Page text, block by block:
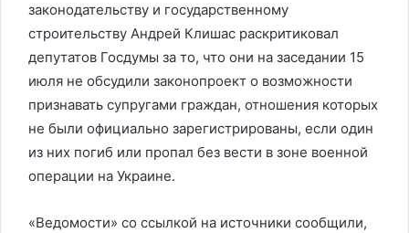
законодательству и государственному
строительству Андрей Клишас раскритиковал
депутатов Госдумы за то, что они на заседании 15
июля не обсудили законопроект о возможности
признавать супругами граждан, отношения которых
не были официально зарегистрированы, если один
из них погиб или пропал без вести в зоне военной
операции на Украине.
«Ведомости» со ссылкой на источники сообщили,